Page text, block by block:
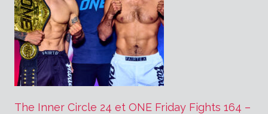
The Inner Circle 24 et ONE Friday Fights 164 –